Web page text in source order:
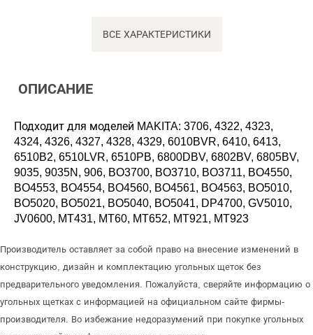
ВСЕ ХАРАКТЕРИСТИКИ
ОПИСАНИЕ
Подходит для моделей MAKITA: 3706, 4322, 4323,
4324, 4326, 4327, 4328, 4329, 6010BVR, 6410, 6413,
6510B2, 6510LVR, 6510PB, 6800DBV, 6802BV, 6805BV,
9035, 9035N, 906, BO3700, BO3710, BO3711, BO4550,
BO4553, BO4554, BO4560, BO4561, BO4563, BO5010,
BO5020, BO5021, BO5040, BO5041, DP4700, GV5010,
JV0600, MT431, MT60, MT652, MT921, MT923
Производитель оставляет за собой право на внесение изменений в
конструкцию, дизайн и комплектацию угольных щеток без
предварительного уведомления. Пожалуйста, сверяйте информацию о
угольных щетках с информацией на официальном сайте фирмы-
производителя. Во избежание недоразумений при покупке угольных